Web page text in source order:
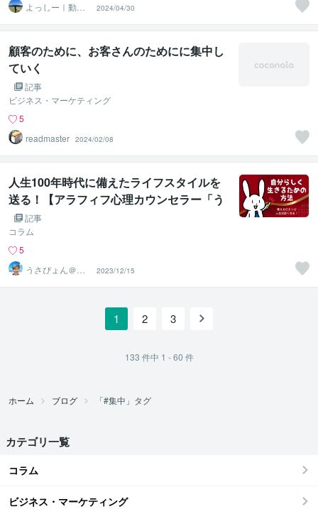
よっしー｜動画
制作・映像クリ
エイター
2024/04/30
顧客のために、お客さんのためにに集中し
ていく
記事
ビジネス・マーケティング
5
readmaster 2024/02/08
人生100年時代に備えたライフスタイルを
送る！【アラフィフ心理カウンセラー「う
さぴょん」のココナラ電話相談】
記事
コラム
5
うさぴょん＠癒
し系アラフィフ
心寄り添い人
2023/12/15
1 2 3
133 件中 1 - 60 件
ホーム ブログ 「#集中」タグ
カテゴリ一覧
コラム
ビジネス・マーケティング